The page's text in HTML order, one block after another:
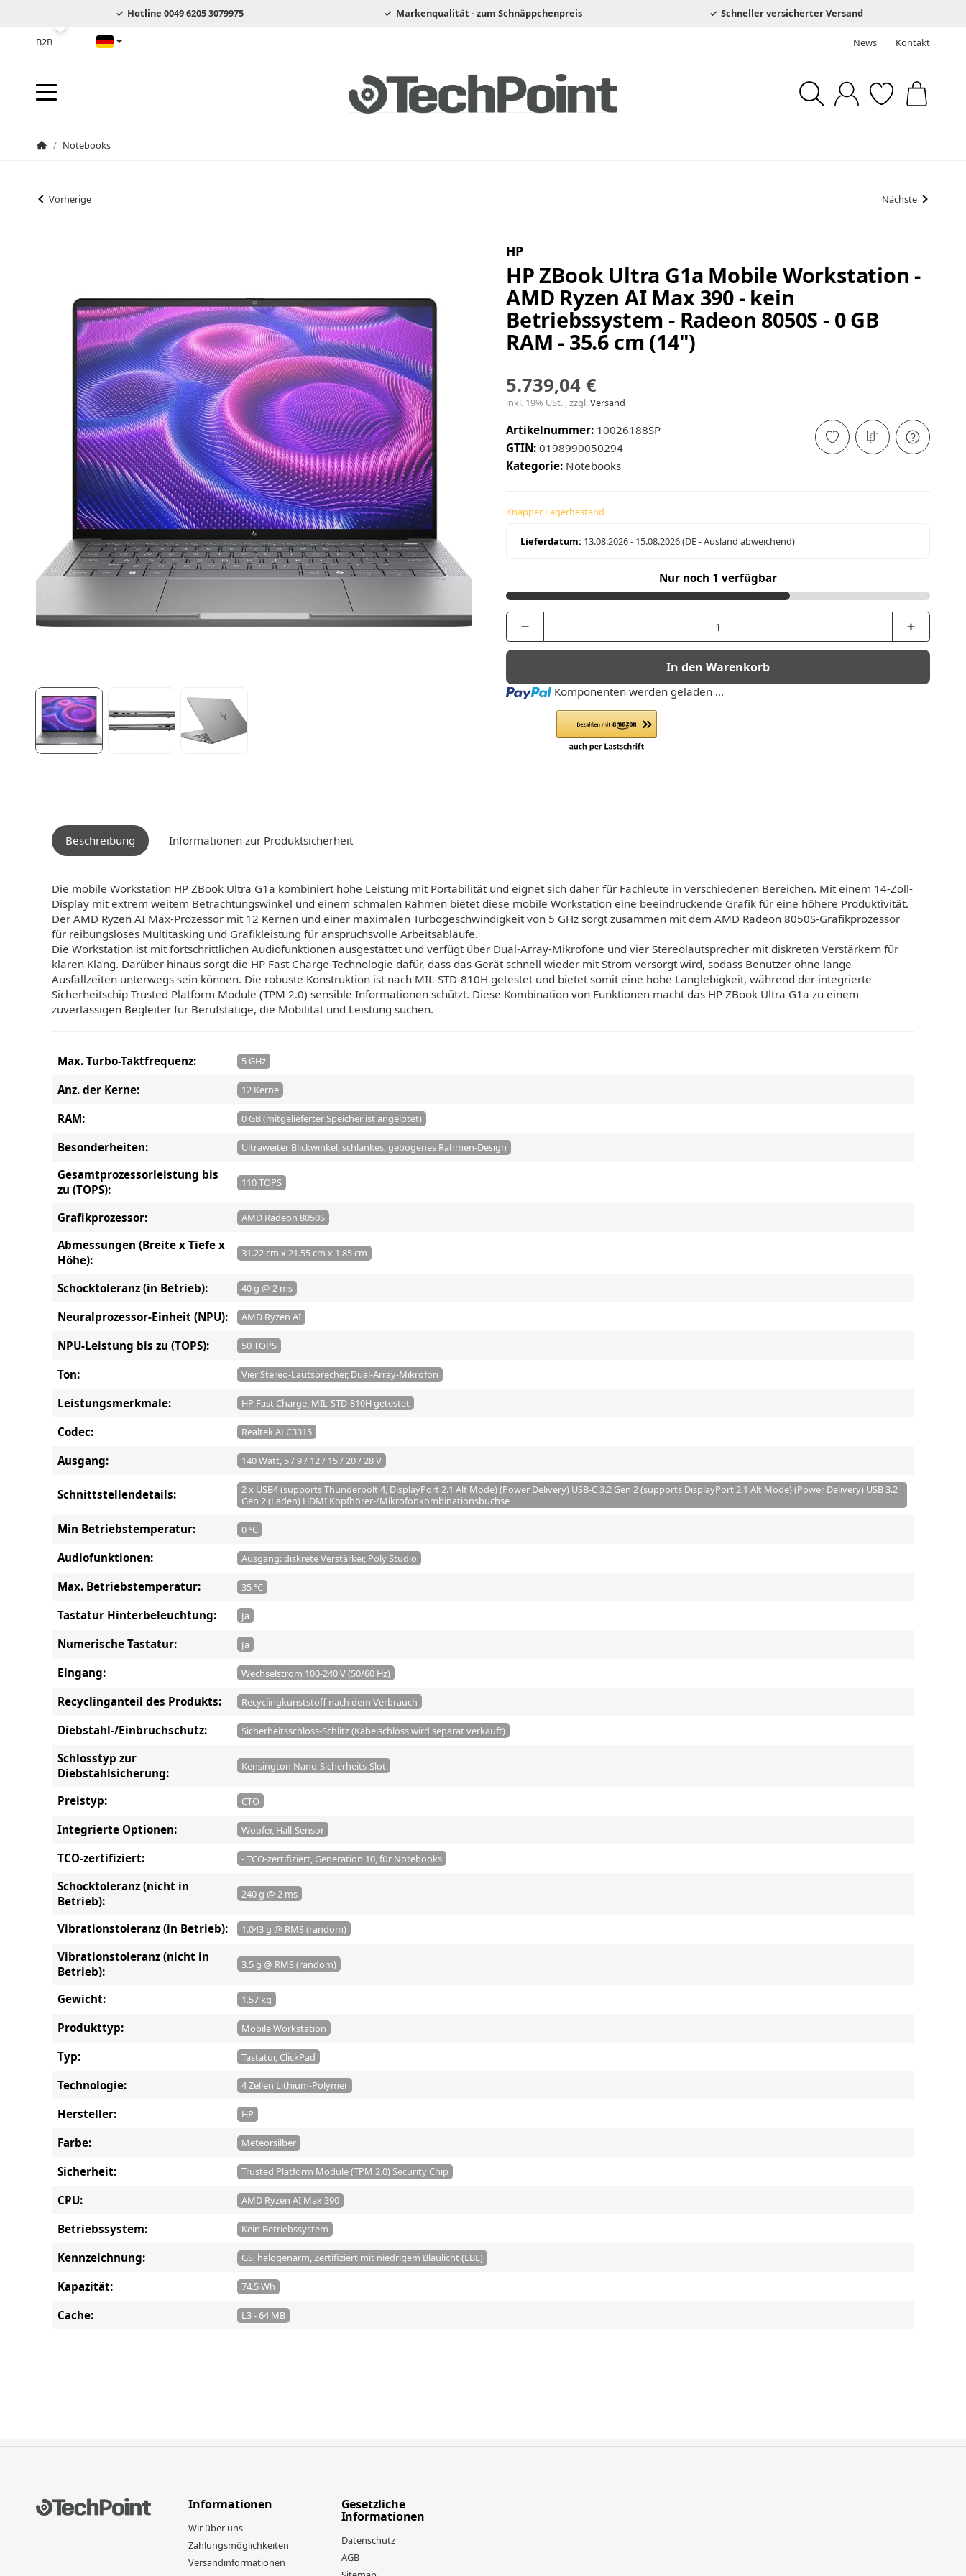
Hotline 0049 6205 3079975 Markenqualität - zum Schnäppchenpreis Schneller versicherter Versand
B2B Deutsch News Kontakt
/ Notebooks
Vorherige Nächste
HP
HP ZBook Ultra G1a Mobile Workstation -
AMD Ryzen AI Max 390 - kein
Betriebssystem - Radeon 8050S - 0 GB
RAM - 35.6 cm (14")
5.739,04 €
inkl. 19% USt. , zzgl.Versand
Artikelnummer: 10026188SP
GTIN: 0198990050294
Kategorie: Notebooks
Knapper Lagerbestand
Lieferdatum: 13.08.2026 - 15.08.2026(DE - Ausland abweichend)
Nur noch 1 verfügbar
In den Warenkorb
Loading... Komponenten werden geladen ...
Beschreibung Informationen zur Produktsicherheit
Die mobile Workstation HP ZBook Ultra G1a kombiniert hohe Leistung mit Portabilität und eignet sich daher für Fachleute in verschiedenen Bereichen. Mit einem 14-Zoll-
Display mit extrem weitem Betrachtungswinkel und einem schmalen Rahmen bietet diese mobile Workstation eine beeindruckende Grafik für eine höhere Produktivität.
Der AMD Ryzen AI Max-Prozessor mit 12 Kernen und einer maximalen Turbogeschwindigkeit von 5 GHz sorgt zusammen mit dem AMD Radeon 8050S-Grafikprozessor
für reibungsloses Multitasking und Grafikleistung für anspruchsvolle Arbeitsabläufe.
Die Workstation ist mit fortschrittlichen Audiofunktionen ausgestattet und verfügt über Dual-Array-Mikrofone und vier Stereolautsprecher mit diskreten Verstärkern für
klaren Klang. Darüber hinaus sorgt die HP Fast Charge-Technologie dafür, dass das Gerät schnell wieder mit Strom versorgt wird, sodass Benutzer ohne lange
Ausfallzeiten unterwegs sein können. Die robuste Konstruktion ist nach MIL-STD-810H getestet und bietet somit eine hohe Langlebigkeit, während der integrierte
Sicherheitschip Trusted Platform Module (TPM 2.0) sensible Informationen schützt. Diese Kombination von Funktionen macht das HP ZBook Ultra G1a zu einem
zuverlässigen Begleiter für Berufstätige, die Mobilität und Leistung suchen.
Max. Turbo-Taktfrequenz: 5 GHz
Anz. der Kerne: 12 Kerne
RAM: 0 GB (mitgelieferter Speicher ist angelötet)
Besonderheiten: Ultraweiter Blickwinkel, schlankes, gebogenes Rahmen-Design
Gesamtprozessorleistung bis
zu (TOPS):
110 TOPS
Grafikprozessor: AMD Radeon 8050S
Abmessungen (Breite x Tiefe x
Höhe):
31.22 cm x 21.55 cm x 1.85 cm
Schocktoleranz (in Betrieb): 40 g @ 2 ms
Neuralprozessor-Einheit (NPU): AMD Ryzen AI
NPU-Leistung bis zu (TOPS): 50 TOPS
Ton: Vier Stereo-Lautsprecher, Dual-Array-Mikrofon
Leistungsmerkmale: HP Fast Charge, MIL-STD-810H getestet
Codec: Realtek ALC3315
Ausgang: 140 Watt, 5 / 9 / 12 / 15 / 20 / 28 V
Schnittstellendetails:
2 x USB4 (supports Thunderbolt 4, DisplayPort 2.1 Alt Mode) (Power Delivery) USB-C 3.2 Gen 2 (supports DisplayPort 2.1 Alt Mode) (Power Delivery) USB 3.2
Gen 2 (Laden) HDMI Kopfhörer-/Mikrofonkombinationsbuchse
Min Betriebstemperatur: 0 °C
Audiofunktionen: Ausgang: diskrete Verstärker, Poly Studio
Max. Betriebstemperatur: 35 °C
Tastatur Hinterbeleuchtung: Ja
Numerische Tastatur: Ja
Eingang: Wechselstrom 100-240 V (50/60 Hz)
Recyclinganteil des Produkts: Recyclingkunststoff nach dem Verbrauch
Diebstahl-/Einbruchschutz: Sicherheitsschloss-Schlitz (Kabelschloss wird separat verkauft)
Schlosstyp zur
Diebstahlsicherung:
Kensington Nano-Sicherheits-Slot
Preistyp: CTO
Integrierte Optionen: Woofer, Hall-Sensor
TCO-zertifiziert: - TCO-zertifiziert, Generation 10, für Notebooks
Schocktoleranz (nicht in
Betrieb):
240 g @ 2 ms
Vibrationstoleranz (in Betrieb): 1.043 g @ RMS (random)
Vibrationstoleranz (nicht in
Betrieb):
3.5 g @ RMS (random)
Gewicht: 1.57 kg
Produkttyp: Mobile Workstation
Typ: Tastatur, ClickPad
Technologie: 4 Zellen Lithium-Polymer
Hersteller: HP
Farbe: Meteorsilber
Sicherheit: Trusted Platform Module (TPM 2.0) Security Chip
CPU: AMD Ryzen AI Max 390
Betriebssystem: Kein Betriebssystem
Kennzeichnung: GS, halogenarm, Zertifiziert mit niedrigem Blaulicht (LBL)
Kapazität: 74.5 Wh
Cache: L3 - 64 MB
Informationen
Wir über uns
Zahlungsmöglichkeiten
Versandinformationen
Gesetzliche
Informationen
Datenschutz
AGB